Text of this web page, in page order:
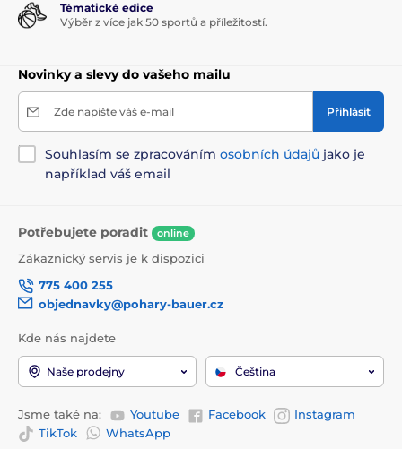
Tématické edice
Výběr z více jak 50 sportů a příležitostí.
Novinky a slevy do vašeho mailu
Zde napište váš e-mail Přihlásit
Souhlasím se zpracováním osobních údajů jako je
například váš email
Potřebujete poradit online
Zákaznický servis je k dispozici
775 400 255
objednavky@pohary-bauer.cz
Kde nás najdete
Naše prodejny Čeština
Jsme také na: Youtube Facebook
Instagram
TikTok
WhatsApp